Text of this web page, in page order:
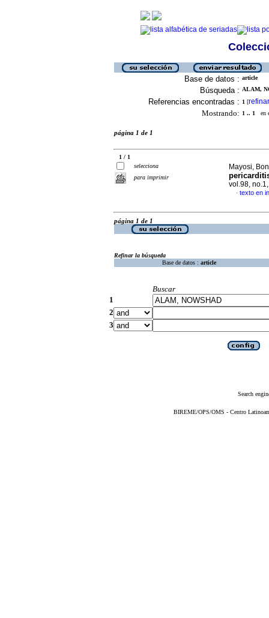
Base de datos : article
Búsqueda : ALAM,
Referencias encontradas : 1 [refinar
Mostrando: 1 .. 1 en
página 1 de 1
1 / 1
selecciona
para imprimir
Mayosi,
vol.98,
· texto en
página 1 de 1
Refinar la búsqueda
Base de datos : article
Buscar
1
2
3
Search
BIREME/OPS/OMS - Centro